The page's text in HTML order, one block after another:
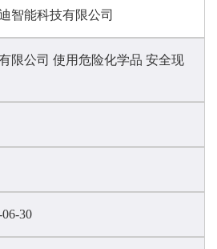
智能科技有限公司
限公司 使用危险化学品 安全现
06-30